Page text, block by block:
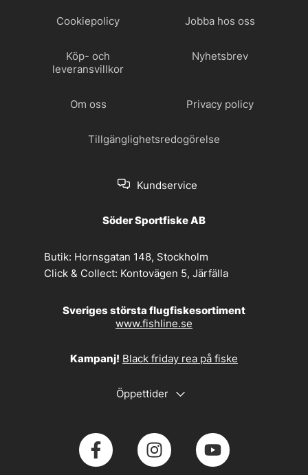
Cookiepolicy Jobba hos oss
Köp- och
leveransvillkor
Nyhetsbrev
Om oss Privacy policy
Tillgänglighetsredogörelse
Kundservice
Söder Sportfiske AB
Butik: Hornsgatan 148, Stockholm
Click & Collect: Kontovägen 5, Järfälla
Sveriges största flugfiskesortiment
www.fishline.se
Kampanj! Black friday rea på fiske
Öppettider